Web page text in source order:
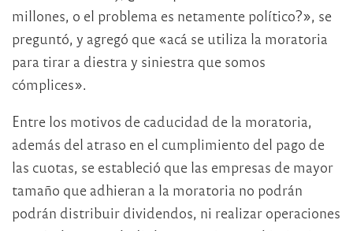
millones, o el problema es netamente político?», se
preguntó, y agregó que «acá se utiliza la moratoria
para tirar a diestra y siniestra que somos
cómplices».
Entre los motivos de caducidad de la moratoria,
además del atraso en el cumplimiento del pago de
las cuotas, se estableció que las empresas de mayor
tamaño que adhieran a la moratoria no podrán
podrán distribuir dividendos, ni realizar operaciones